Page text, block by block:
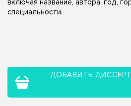
специальности.
ДОБАВИТЬ